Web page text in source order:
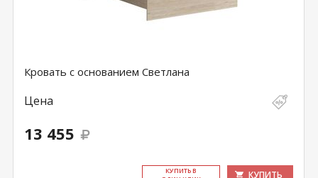
Кровать с основанием Светлана
Цена
13 455
КУ­ПИТЬ В
КУПИТЬ